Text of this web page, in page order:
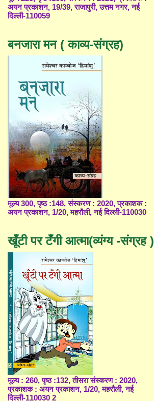
अयन प्रकाशन, 19/39, राजापुरी, उत्तम नगर, नई
दिल्ली-110059
बनजारा मन ( काव्य-संग्रह)
मूल्य 300, पृष्ठ :148, संस्करण : 2020, प्रकाशक :
अयन प्रकाशन, 1/20, महरौली, नई दिल्ली-110030
खूँटी पर टँगी आत्मा(व्यंग्य -संग्रह )
मूल्य : 260, पृष्ठ :132, तीसरा संस्करण : 2020,
प्रकाशक : अयन प्रकाशन, 1/20, महरौली, नई
दिल्ली-110030 2